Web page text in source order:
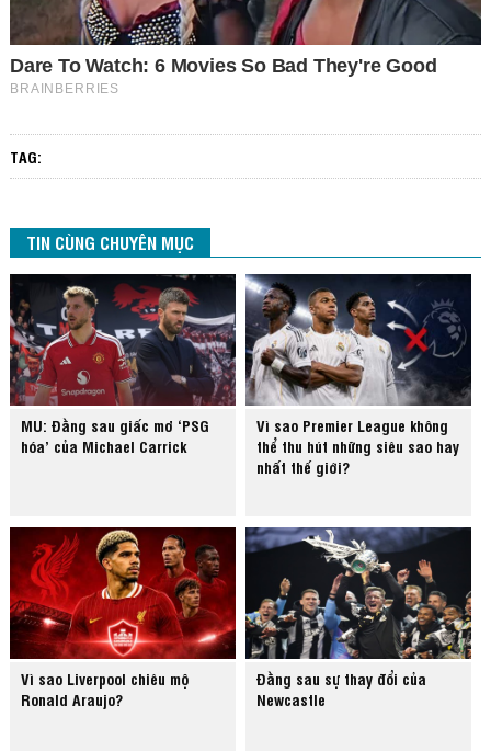
TAG:
TIN CÙNG CHUYÊN MỤC
MU: Đằng sau giấc mơ ‘PSG
hóa’ của Michael Carrick
Vì sao Premier League không
thể thu hút những siêu sao hay
nhất thế giới?
Vì sao Liverpool chiêu mộ
Ronald Araujo?
Đằng sau sự thay đổi của
Newcastle